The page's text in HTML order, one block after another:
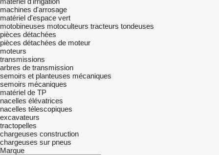
machines d'arrosage
matériel d'espace vert
motobineuses motoculteurs tracteurs tondeuses
pièces détachées
pièces détachées de moteur
moteurs
transmissions
arbres de transmission
semoirs et planteuses mécaniques
semoirs mécaniques
matériel de TP
nacelles élévatrices
nacelles télescopiques
excavateurs
tractopelles
chargeuses construction
chargeuses sur pneus
Marque